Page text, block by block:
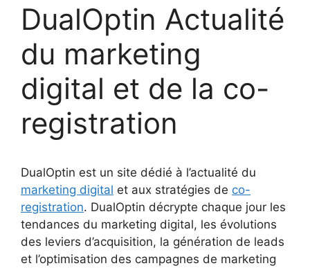
DualOptin Actualité
du marketing
digital et de la co-
registration
DualOptin est un site dédié à l’actualité du
marketing digital et aux stratégies de co-
registration. DualOptin décrypte chaque jour les
tendances du marketing digital, les évolutions
des leviers d’acquisition, la génération de leads
et l’optimisation des campagnes de marketing